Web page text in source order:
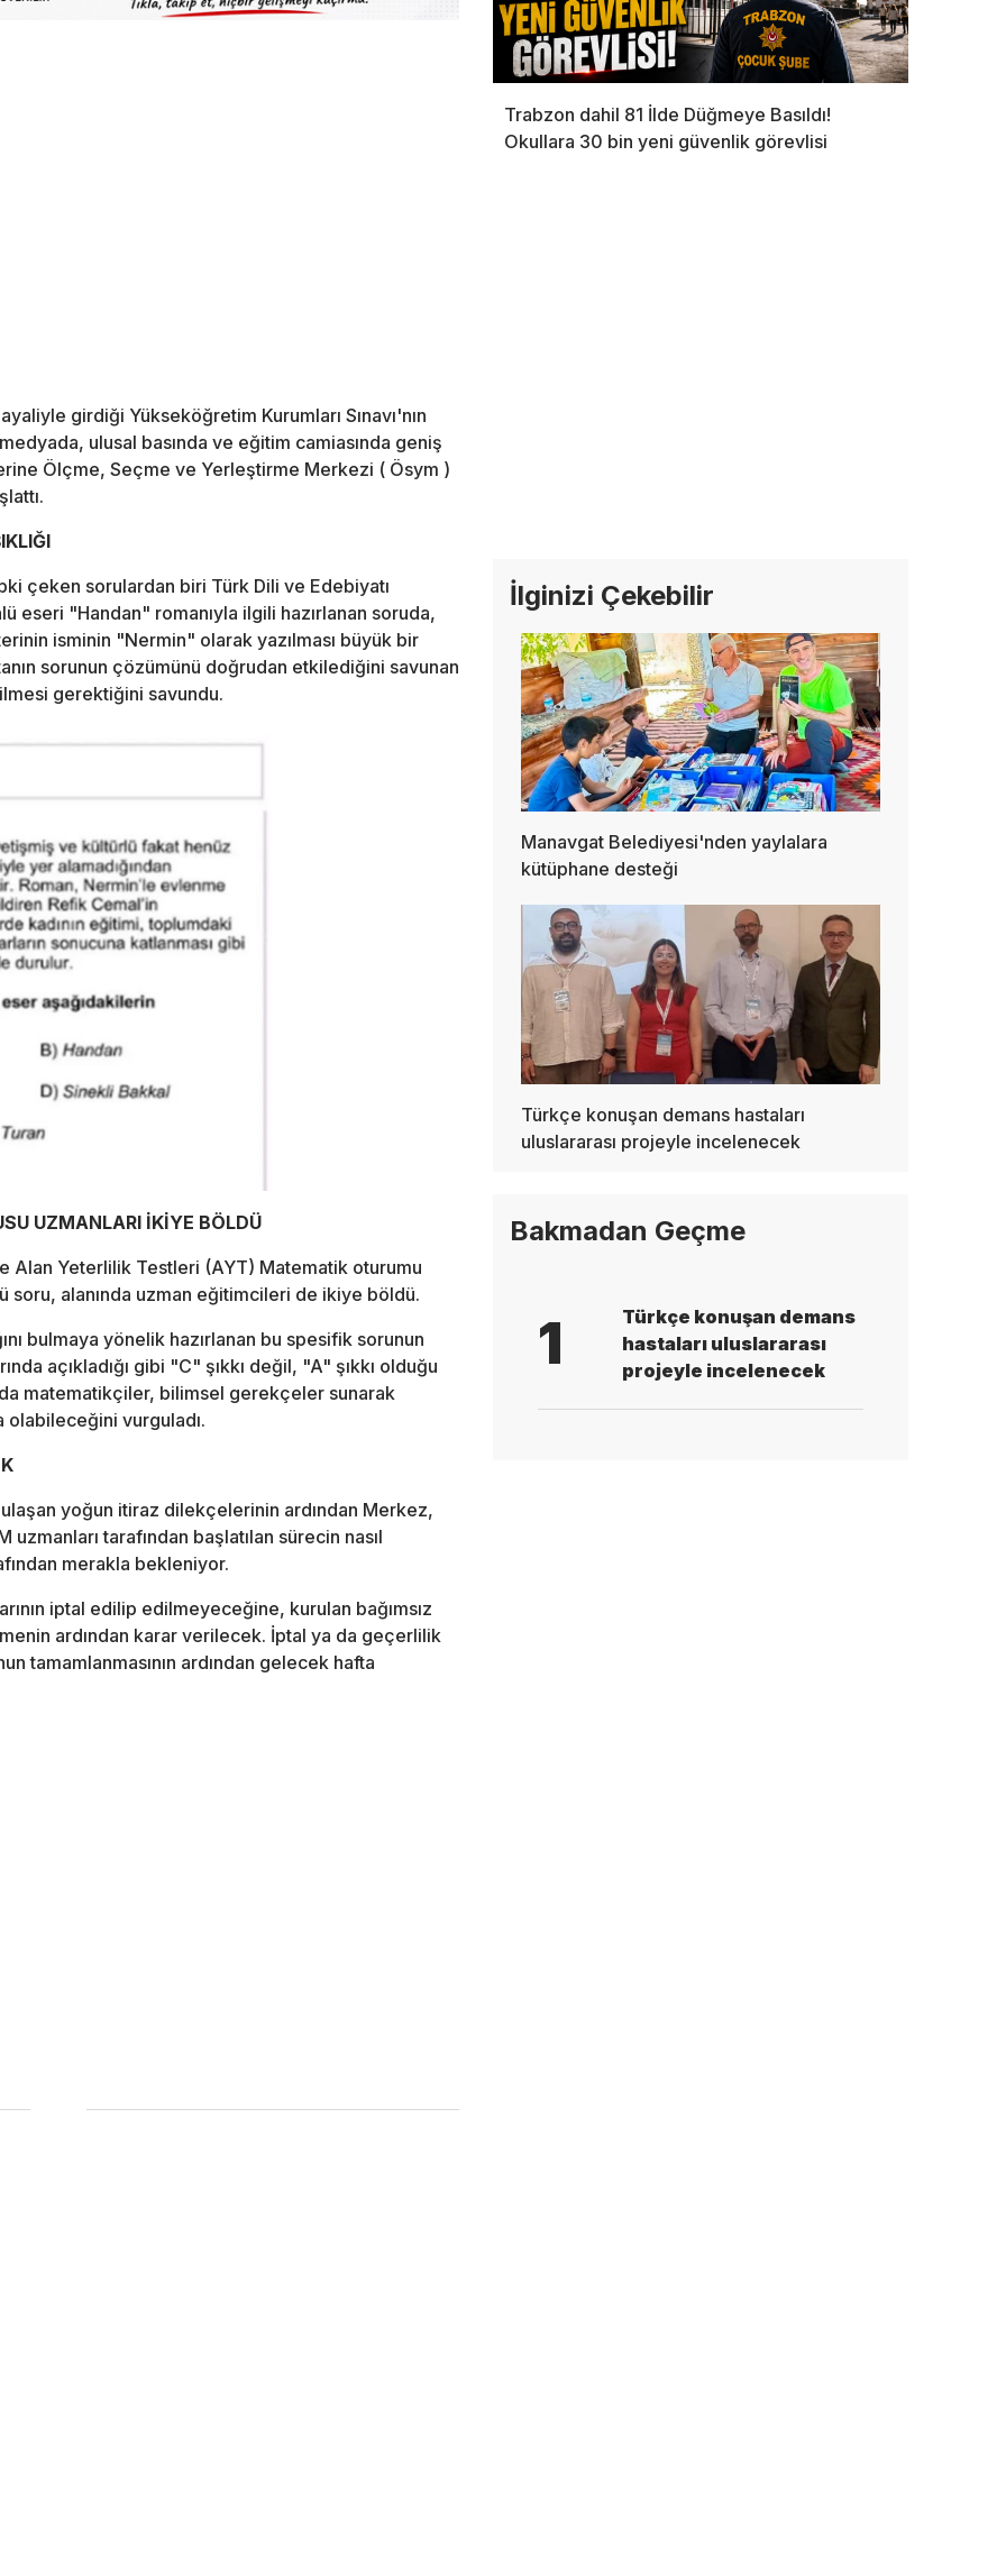
girdiği Yükseköğretim Kurumları Sınavı'nın
ulusal basında ve eğitim camiasında geniş
Ölçme, Seçme ve Yerleştirme Merkezi ( Ösym )
çeken sorulardan biri Türk Dili ve Edebiyatı
eseri "Handan" romanıyla ilgili hazırlanan soruda,
isminin "Nermin" olarak yazılması büyük bir
sorunun çözümünü doğrudan etkilediğini savunan
gerektiğini savundu.
UZMANLARI İKİYE BÖLDÜ
Alan Yeterlilik Testleri (AYT) Matematik oturumu
alanında uzman eğitimcileri de ikiye böldü.
bulmaya yönelik hazırlanan bu spesifik sorunun
açıkladığı gibi "C" şıkkı değil, "A" şıkkı olduğu
matematikçiler, bilimsel gerekçeler sunarak
olabileceğini vurguladı.
yoğun itiraz dilekçelerinin ardından Merkez,
tarafından başlatılan sürecin nasıl
merakla bekleniyor.
iptal edilip edilmeyeceğine, kurulan bağımsız
ardından karar verilecek. İptal ya da geçerlilik
tamamlanmasının ardından gelecek hafta
Trabzon dahil 81 İlde Düğmeye Basıldı!
Okullara 30 bin yeni güvenlik görevlisi
İlginizi Çekebilir
Manavgat Belediyesi'nden yaylalara
kütüphane desteği
Türkçe konuşan demans hastaları
uluslararası projeyle incelenecek
Bakmadan Geçme
1
Türkçe konuşan demans
hastaları uluslararası
projeyle incelenecek